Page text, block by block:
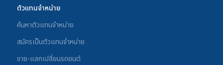
ตัวแทนจำหน่าย
ค้นหาตัวแทนจำหน่าย
สมัครเป็นตัวแทนจำหน่าย
ขาย-แลกเปลี่ยนรถยนต์